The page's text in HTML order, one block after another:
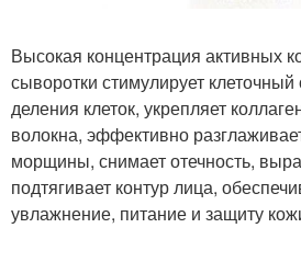
Высокая концентрация активных
сыворотки стимулирует
деления клеток, укрепляет
волокна, эффективно
морщины, снимает отечность,
подтягивает контур лица,
увлажнение, питание и защиту